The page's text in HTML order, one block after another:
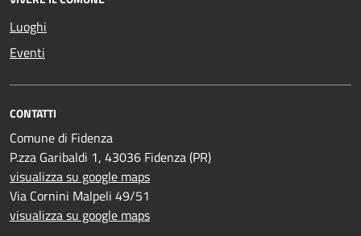
Luoghi
Eventi
CONTATTI
Comune di Fidenza
P.zza Garibaldi 1, 43036 Fidenza (PR)
visualizza su google maps
Via Cornini Malpeli 49/51
visualizza su google maps